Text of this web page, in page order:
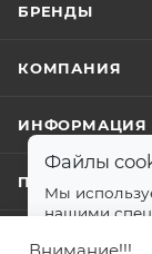
БРЕНДЫ
КОМПАНИЯ
ИНФОРМАЦИЯ
ПОМОЩЬ
Файлы
Мы
нашими